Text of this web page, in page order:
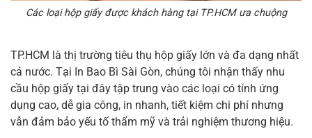
Các loại hộp giấy được khách hàng tại TP.HCM ưa chuộng
TP.HCM là thị trường tiêu thụ hộp giấy lớn và đa dạng nhất
cả nước. Tại In Bao Bì Sài Gòn, chúng tôi nhận thấy nhu
cầu hộp giấy tại đây tập trung vào các loại có tính ứng
dụng cao, dễ gia công, in nhanh, tiết kiệm chi phí nhưng
vẫn đảm bảo yếu tố thẩm mỹ và trải nghiệm thương hiệu.